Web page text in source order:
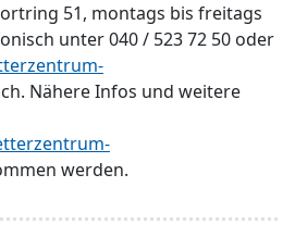
51, montags bis freitags
unter 040 / 523 72 50 oder
Nähere Infos und weitere
werden.